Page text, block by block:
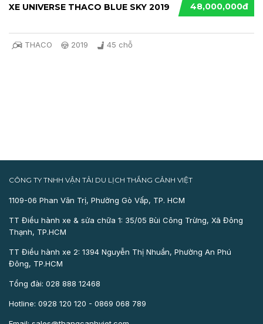
48,000,000đ
XE UNIVERSE THACO BLUE SKY 2019
THACO 2019 45 chỗ
CÔNG TY TNHH VẬN TẢI DU LỊCH THẮNG CẢNH VIỆT
1109-06 Phan Văn Trị, Phường Gò Vấp, TP. HCM
TT Điều hành xe & sửa chữa 1: 35/05 Bùi Công Trừng, Xã Đông
Thạnh, TP.HCM
TT Điều hành xe 2: 1394 Nguyễn Thị Nhuần, Phường An Phú
Đông, TP.HCM
Tổng đài: 028 888 12468
Hotline: 0928 120 120 - 0869 068 789